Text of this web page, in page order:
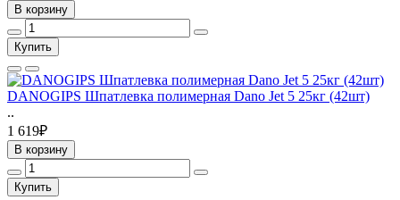
В корзину
Купить
DANOGIPS Шпатлевка полимерная Dano Jet 5 25кг (42шт)
..
1 619₽
В корзину
Купить